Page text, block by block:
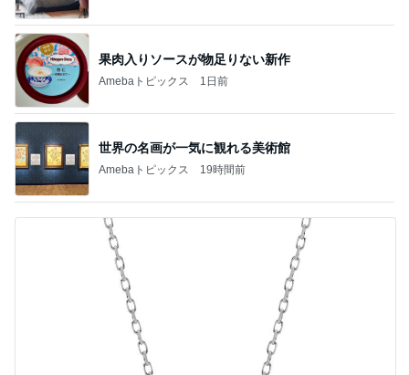
果肉入りソースが物足りない新作
Amebaトピックス 1日前
世界の名画が一気に観れる美術館
Amebaトピックス 19時間前